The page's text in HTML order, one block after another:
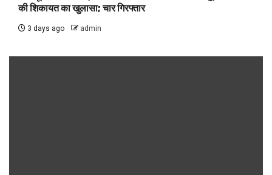
की शिकायत का खुलासा; चार गिरफ्तार
3 days ago admin